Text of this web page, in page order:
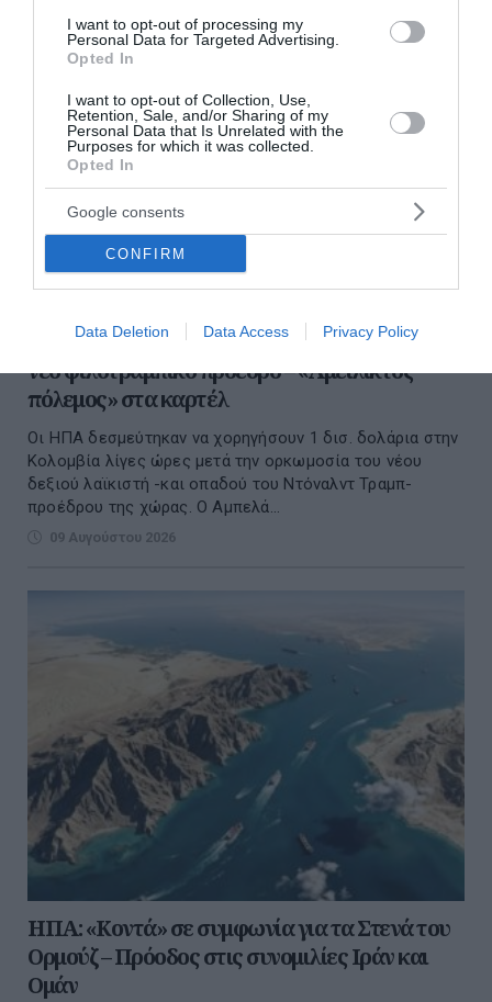
I want to opt-out of processing my
Personal Data for Targeted Advertising.
Opted In
I want to opt-out of Collection, Use,
Retention, Sale, and/or Sharing of my
Personal Data that Is Unrelated with the
Purposes for which it was collected.
Opted In
Google consents
CONFIRM
Data Deletion Data Access Privacy Policy
Κολομβία: 1 δισ. δολάρια από τις ΗΠΑ στον
νέο φιλοτραμπικό πρόεδρο – «Αμείλικτος
πόλεμος» στα καρτέλ
Οι ΗΠΑ δεσμεύτηκαν να χορηγήσουν 1 δισ. δολάρια στην
Κολομβία λίγες ώρες μετά την ορκωμοσία του νέου
δεξιού λαϊκιστή -και οπαδού του Ντόναλντ Τραμπ-
προέδρου της χώρας. Ο Αμπελά...
09 Αυγούστου 2026
ΗΠΑ: «Κοντά» σε συμφωνία για τα Στενά του
Ορμούζ – Πρόοδος στις συνομιλίες Ιράν και
Ομάν